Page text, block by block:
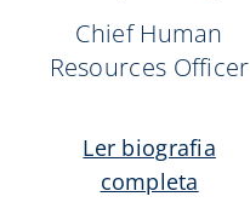
Chief Human
Resources Officer
Ler biografia
completa